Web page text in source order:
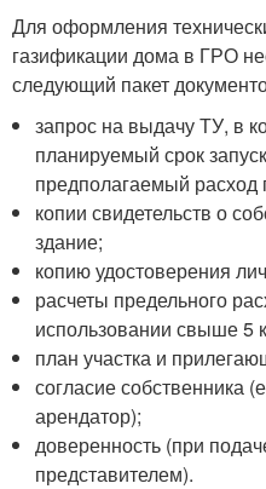
Для оформления
газификации дома в ГРО
следующий пакет
запрос на выдачу ТУ, в
планируемый срок
предполагаемый расход
копии свидетельств о
здание;
копию удостоверения
расчеты предельного
использовании свыше 5
план участка и
согласие собственника
арендатор);
доверенность (при
представителем).